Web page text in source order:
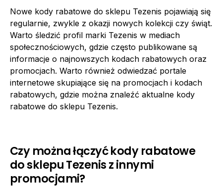
Nowe kody rabatowe do sklepu Tezenis pojawiają się
regularnie, zwykle z okazji nowych kolekcji czy świąt.
Warto śledzić profil marki Tezenis w mediach
społecznościowych, gdzie często publikowane są
informacje o najnowszych kodach rabatowych oraz
promocjach. Warto również odwiedzać portale
internetowe skupiające się na promocjach i kodach
rabatowych, gdzie można znaleźć aktualne kody
rabatowe do sklepu Tezenis.
Czy można łączyć kody rabatowe
do sklepu Tezenis z innymi
promocjami?